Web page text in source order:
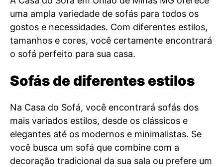
uma ampla variedade de sofás para todos os
gostos e necessidades. Com diferentes estilos,
tamanhos e cores, você certamente encontrará
o sofá perfeito para sua casa.
Sofás de diferentes estilos
Na Casa do Sofá, você encontrará sofás dos
mais variados estilos, desde os clássicos e
elegantes até os modernos e minimalistas. Se
você busca um sofá que combine com a
decoração tradicional da sua sala ou prefere um